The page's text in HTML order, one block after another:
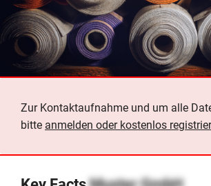
Zur Kontaktaufnahme und um alle
bitte anmelden oder kostenlos